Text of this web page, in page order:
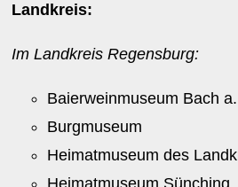
Landkreis:
Im Landkreis Regensburg:
Baierweinmuseum Bach
Burgmuseum
Heimatmuseum des
Heimatmuseum Sünching